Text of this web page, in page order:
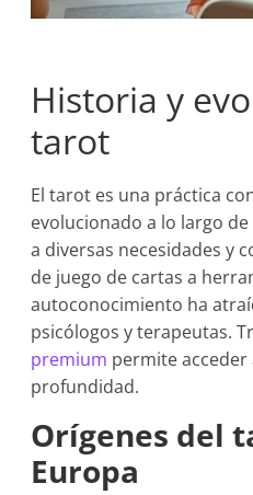
Historia y
tarot
El tarot es una práctica
evolucionado a lo largo
a diversas necesidades y
de juego de cartas a
autoconocimiento ha
psicólogos y terapeutas.
premium permite
profundidad.
Orígenes del
Europa